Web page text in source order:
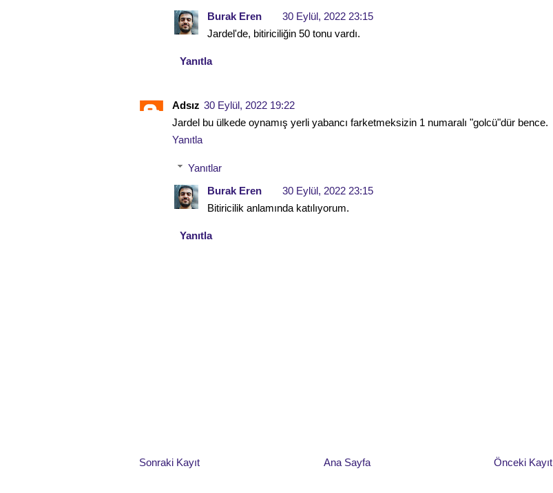
Burak Eren
30 Eylül, 2022 23:15
Jardel'de, bitiriciliğin 50 tonu vardı.
Yanıtla
Adsız 30 Eylül, 2022 19:22
Jardel bu ülkede oynamış yerli yabancı farketmeksizin 1 numaralı "golcü"dür bence.
Yanıtla
Yanıtlar
Burak Eren
30 Eylül, 2022 23:15
Bitiricilik anlamında katılıyorum.
Yanıtla
Sonraki Kayıt Önceki Kayıt
Ana Sayfa